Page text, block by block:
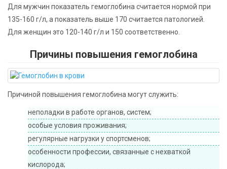
Для мужчин показатель гемоглобина считается нормой при
135-160 г/л, а показатель выше 170 считается патологией.
Для женщин это 120-140 г/л и 150 соответственно.
Причины повышения гемоглобина
Причиной повышения гемоглобина могут служить:
неполадки в работе органов, систем;
особые условия проживания;
регулярные нагрузки у спортсменов;
особенности профессии, связанные с нехваткой
кислорода;